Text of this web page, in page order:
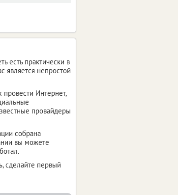
есть практически в
является непростой
Интернет,
провайдеры
собрана
вы можете
сделайте первый